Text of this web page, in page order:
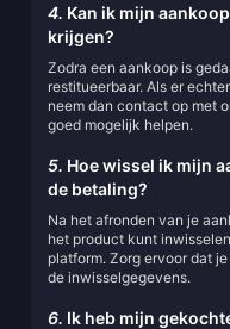
4. Kan ik mijn
krijgen?
Zodra een aankoop is
restitueerbaar. Als er
neem dan contact op met
goed mogelijk helpen.
5. Hoe wissel ik mijn
de betaling?
Na het afronden van je
het product kunt
platform. Zorg ervoor dat
de inwisselgegevens.
6. Ik heb mijn